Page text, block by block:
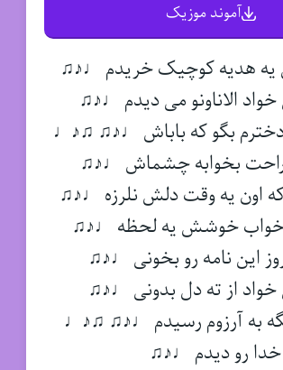
آموند موزیک
هدیه کوچیک خریدم ♩♪♫
الاناونو می دیدم ♩♪♫
بگو که باباش ♩♪♫ ♫♪♩
راحت بخوابه چشماش ♩♪♫
اون یه وقت دلش نلرزه ♩♪♫
خواب خوشش یه لحظه ♩♪♫
این نامه رو بخونی ♩♪♫
از ته دل بدونی ♩♪♫
به آرزوم رسیدم ♩♪♫ ♫♪♩
خدا رو دیدم ♩♪♫